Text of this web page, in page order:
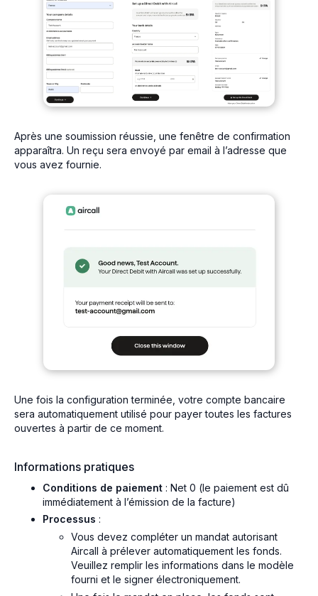
Après une soumission réussie, une fenêtre de confirmation
apparaîtra. Un reçu sera envoyé par email à l’adresse que
vous avez fournie.
Une fois la configuration terminée, votre compte bancaire
sera automatiquement utilisé pour payer toutes les factures
ouvertes à partir de ce moment.
Informations pratiques
Conditions de paiement : Net 0 (le paiement est dû
immédiatement à l’émission de la facture)
Processus :
Vous devez compléter un mandat autorisant
Aircall à prélever automatiquement les fonds.
Veuillez remplir les informations dans le modèle
fourni et le signer électroniquement.